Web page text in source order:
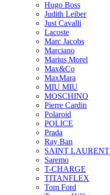
Hugo Boss
Judith Leiber
Just Cavalli
Lacoste
Marc Jacobs
Marciano
Marius Morel
Max&Co
MaxMara
MIU MIU
MOSCHINO
Pierre Cardin
Polaroid
POLICE
Prada
Ray Ban
SAINT LAURENT
Saremo
T-CHARGE
TITANFLEX
Tom Ford